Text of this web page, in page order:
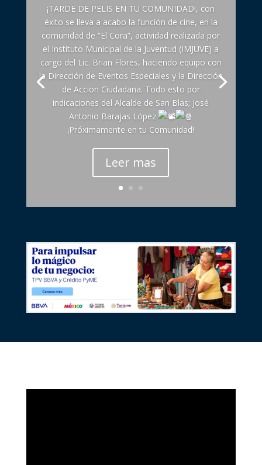
¡TARDE DE PELIS EN TU COMUNIDAD!, con
éxito se lleva a acabo la función de cine, en la
comunidad de “El Cora”, actividad realizada por
el Instituto Municipal de la Juventud (IMJUVE) a
cargo del Lic. Brian Flores, haciendo equipo con
la Dirección de Eventos Especiales y la Dirección
de Accion Ciudadana. Todo esto por
indicaciones del Alcalde de San Blas; José
Antonio Barajas López.
¡Próximamente en tu Comunidad!
Leer mas